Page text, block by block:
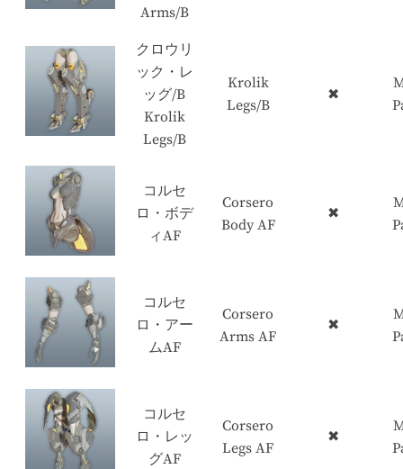
Arms/B
クロウリ
ック・レ
ッグ/B
Krolik
Legs/B
Krolik
Legs/B
✖
コルセ
ロ・ボデ
ィAF
Corsero
Body AF
✖
コルセ
ロ・アー
ムAF
Corsero
Arms AF
✖
コルセ
ロ・レッ
グAF
Corsero
Legs AF
✖